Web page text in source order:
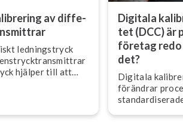
av dif­fe­
led­nings­tryck
hjälper till att
Digitala
tet (DCC) är
företag
det?
Digitala
förändrar